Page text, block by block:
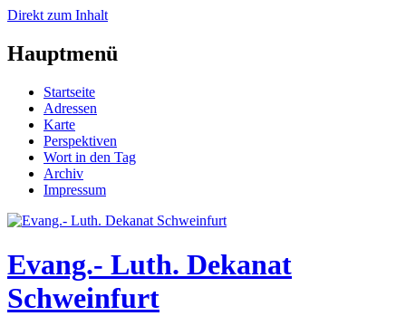
Direkt zum Inhalt
Hauptmenü
Startseite
Adressen
Karte
Perspektiven
Wort in den Tag
Archiv
Impressum
Evang.- Luth. Dekanat
Schweinfurt